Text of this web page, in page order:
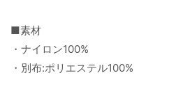
■素材
・ナイロン100%
・別布:ポリエステル100%